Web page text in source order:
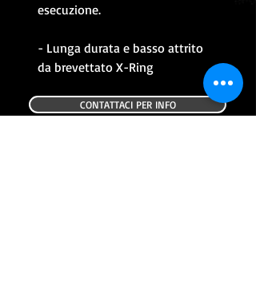
esecuzione.
- Lunga durata e basso attrito
da brevettato X-Ring
CONTATTACI PER INFO